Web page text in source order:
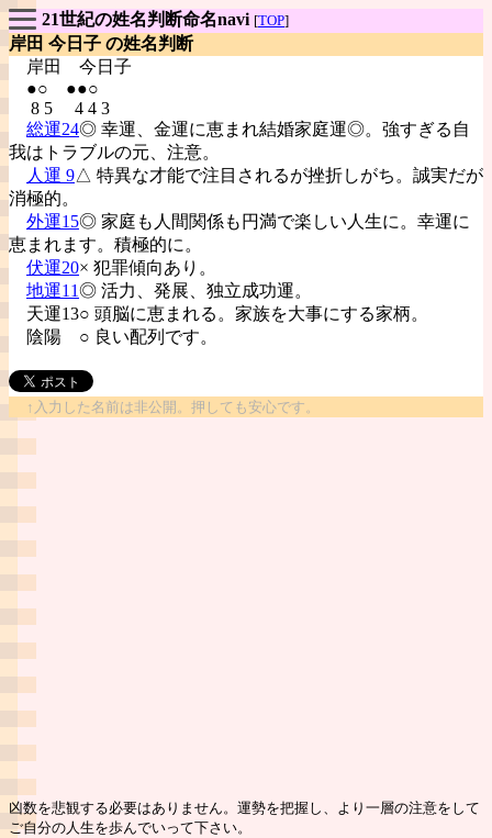
21世紀の姓名判断命名navi [TOP]
岸田 今日子 の姓名判断
岸田 今日子
●○ ●●○
8 5 4 4 3
総運24◎ 幸運、金運に恵まれ結婚家庭運◎。強すぎる自
我はトラブルの元、注意。
人運 9△ 特異な才能で注目されるが挫折しがち。誠実だが
消極的。
外運15◎ 家庭も人間関係も円満で楽しい人生に。幸運に
恵まれます。積極的に。
伏運20× 犯罪傾向あり。
地運11◎ 活力、発展、独立成功運。
天運13○ 頭脳に恵まれる。家族を大事にする家柄。
陰陽 ○ 良い配列です。
↑入力した名前は非公開。押しても安心です。
凶数を悲観する必要はありません。運勢を把握し、より一層の注意をして
ご自分の人生を歩んでいって下さい。